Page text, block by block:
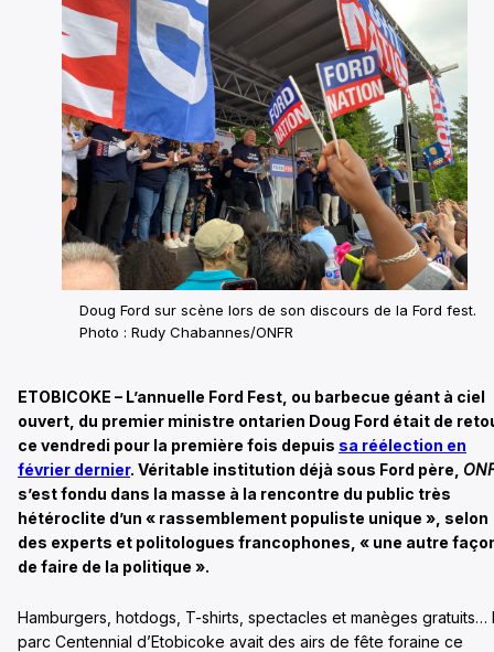
Doug Ford sur scène lors de son discours de la Ford fest.
Photo : Rudy Chabannes/ONFR
ETOBICOKE – L’annuelle Ford Fest, ou barbecue géant à ciel
ouvert, du premier ministre ontarien Doug Ford était de
ce vendredi pour la première fois depuis sa réélection en
février dernier. Véritable institution déjà sous Ford père,
s’est fondu dans la masse à la rencontre du public très
hétéroclite d’un « rassemblement populiste unique », selon
des experts et politologues francophones, « une autre
de faire de la politique ».
Hamburgers, hotdogs, T-shirts, spectacles et manèges gratuits…
parc Centennial d’Etobicoke avait des airs de fête foraine ce